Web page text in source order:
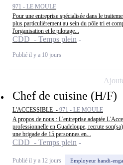
971 - LE MOULE
Pour une entreprise spécialisée dans le
plus particulièrement au sein du pôle tri et
l'organisation et le pilotage...
CDD - Temps plein
Publié il y a 10 jours
Chef de cuisine (H/F)
L'ACCESSIBLE - 971 - LE MOULE
A propos de nous : L'entreprise adaptée
professionnelle en Guadeloupe, recrute
une brigade de 15 personnes en...
CDD - Temps plein
Publié il y a 12 jours Employeur handi-